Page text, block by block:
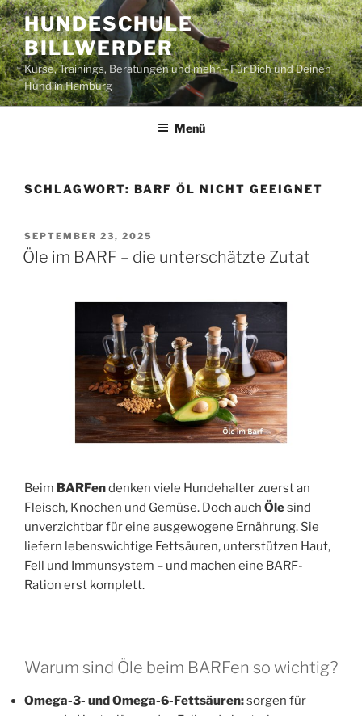
Zum
Inhalt
springen
HUNDESCHULE
BILLWERDER
Kurse, Trainings, Beratungen und mehr – Für Dich und Deinen
Hund in Hamburg
Menü
SCHLAGWORT: BARF ÖL NICHT GEEIGNET
VERÖFFENTLICHT
AM
SEPTEMBER 23, 2025
Öle im BARF – die unterschätzte Zutat
Beim BARFendenken viele Hundehalter zuerst an
Fleisch, Knochen und Gemüse. Doch auch Ölesind
unverzichtbar für eine ausgewogene Ernährung. Sie
liefern lebenswichtige Fettsäuren, unterstützen Haut,
Fell und Immunsystem – und machen eine BARF-
Ration erst komplett.
Warum sind Öle beim BARFen so wichtig?
Omega-3- und Omega-6-Fettsäuren:sorgen für